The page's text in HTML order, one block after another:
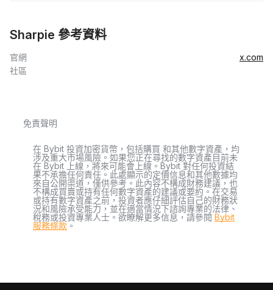
Sharpie 參考資料
官網
x.com
社區
免責聲明
在 Bybit 投資加密貨幣，包括購買 和其他數字資產，均
涉及重大市場風險。如果您正在尋找的數字資產目前未
在 Bybit 上線，將來可能會上線。Bybit 對任何投資結
果不承擔任何責任。此處顯示的定價信息和其他數據均
來自公開渠道，僅供參考。此內容不構成財務建議，也
不構成買賣或持有任何數字資產的建議或要約。在交易
或持有數字資產之前，投資者應仔細評估自己的財務狀
況和風險承受能力，並在適當情況下諮詢專業的法律、
稅務或投資專業人士。欲瞭解更多信息，請參閱 Bybit
服務條款 。